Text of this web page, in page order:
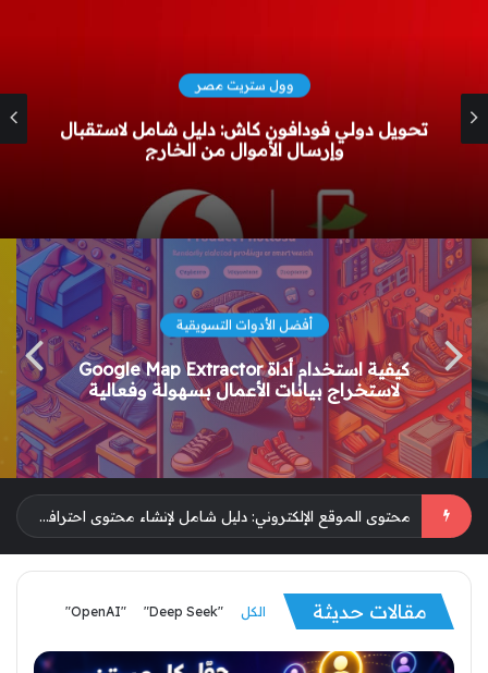
Ai Bot's
ذكاء اصطناعي بدون قيود: دليل شامل لأفضل
الأدوات المجانية في 2025
أفضل الأدوات التسويقية
كيفية استخدام أداة Google Map Extractor
لاستخراج بيانات الأعمال بسهولة وفعالية
“تحقيق أقصى استفادة من التسويق الإلكتروني باستخدام الذكاء الاصطناعي على انستجرام: استراتيجيات وتحسين الأداء لمتاجر التجارة الإلكترونية”
مقالات حديثة الكل "Deep Seek"
"OpenAI"